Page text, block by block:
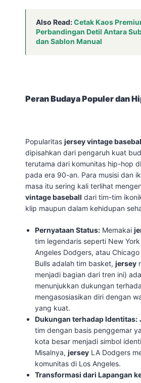
Also Read:Cetak Kaos
Perbandingan Detil Antara
dan Sablon Manual
Peran Budaya Populer dan
Popularitas jersey vintage
dipisahkan dari pengaruh kuat
terutama dari komunitas hip-hop
pada era 90-an. Para musisi dan
masa itu sering kali terlihat
vintage baseball dari tim-tim
klip maupun dalam kehidupan
Pernyataan Status: Memakai
tim legendaris seperti New
Angeles Dodgers, atau
Bulls adalah tim basket,jersey
menjadi bagian dari tren ini)
menunjukkan dukungan
mengasosiasikan diri dengan
yang kuat.
Dukungan terhadap Identitas:
tim dengan basis penggemar
kota besar menjadi simbol
Misalnya,jersey LA Dodgers
komunitas di Los Angeles.
Transformasi dari Lapangan